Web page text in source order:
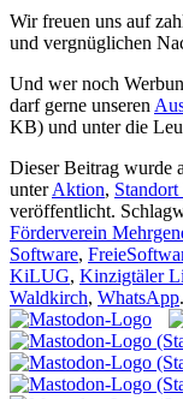
Wir freuen uns auf
und vergnüglichen
Und wer noch
darf gerne unseren
KB) und unter die
Dieser Beitrag wurde
unterAktion,
veröffentlicht.
Förderverein
Software,
KiLUG, Kinzigtäler
Waldkirch, WhatsApp.